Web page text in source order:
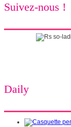
Suivez-nous !
Daily